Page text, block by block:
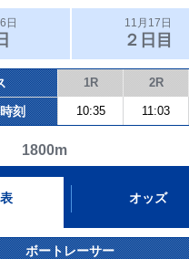
日 11月17日
２日目
1R 2R
刻 10:35 11:03
オッズ
ボートレーサー